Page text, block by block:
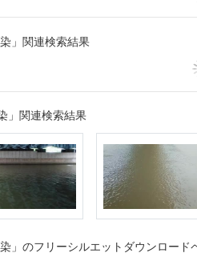
」関連検索結果
」関連検索結果
」のフリーシルエットダウンロー